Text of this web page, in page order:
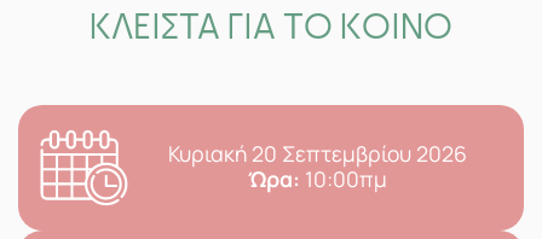
ΚΛΕΙΣΤΑ ΓΙΑ ΤΟ ΚΟΙΝΟ
Κυριακή 20 Σεπτεμβρίου 2026
Ώρα: 10:00πμ